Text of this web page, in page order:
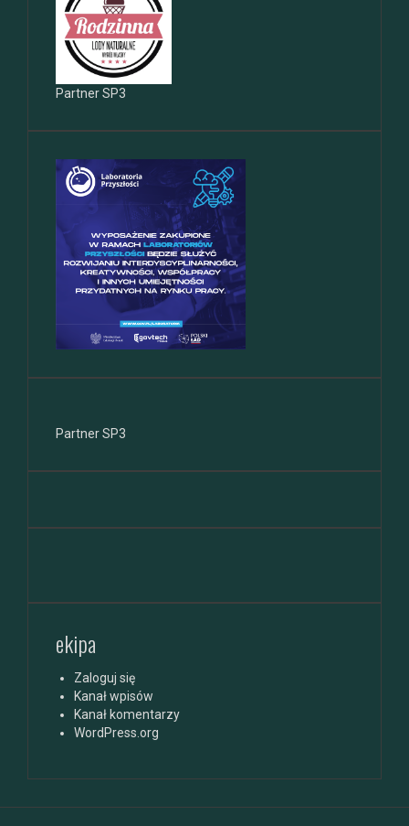
Partner SP3
Partner SP3
ekipa
Zaloguj się
Kanał wpisów
Kanał komentarzy
WordPress.org